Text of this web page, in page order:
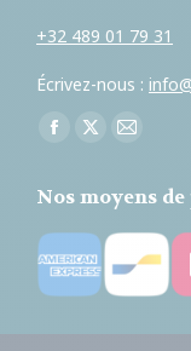
+32 489 01 79 31
Écrivez-nous :
Trouvez nous sur :
Facebook
opens
in
new
window
X
opens
in
new
window
E-
page
opens
in
new
Nos moyens